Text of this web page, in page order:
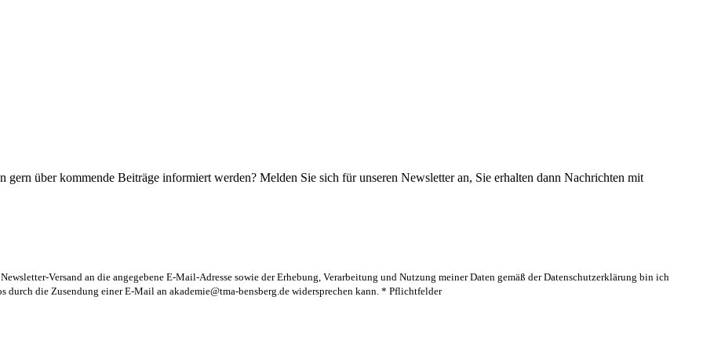
über kommende Beiträge informiert werden? Melden Sie sich für unseren Newsletter an, Sie erhalten dann Nachrichten mit
Versand an die angegebene E-Mail-Adresse sowie der Erhebung, Verarbeitung und Nutzung meiner Daten gemäß der Datenschutzerklärung bin ich
durch die Zusendung einer E-Mail an akademie@tma-bensberg.de widersprechen kann. * Pflichtfelder